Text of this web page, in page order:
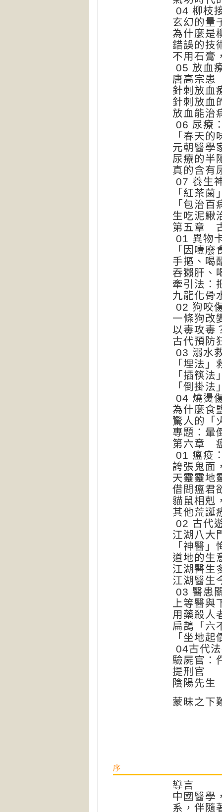
04 柳枝
玄幻的量
為什麼是
錯誤的技
不用石膏
05 放血
唐高宗患
針刺放血
針刺放血
放血能治
06 尿療
「春天的
元朝醫學
尿療的半
真的含有
07 養生
「紅茶菌
「包治
生吃泥鰍
第五章
01 異物
「因噎
手摳、喝
吞獺肝、
牽引法：
九龍化骨
02 狗咬
一條狗改
以毒攻毒
古代預防
03 溺水
「埋法」
「插筷法
「倒掛
04 燒燙
為什麼食
驚人的「
專題：
第六章
01 瘟疫
誇張鬼面
天靈靈地
借問瘟君
貓鼠相剋
其他荒誕
02 古代
江湖八大
「神醫」
道地的生
江湖醫生
江湖醫生
03 醫患
上等醫與
用藥殺人
扁鵲「六
「坐地
04古代
驗屍官：
提刑官
陰陽先生
蒙昧之下
序
導言
中國醫學
系，伴隨